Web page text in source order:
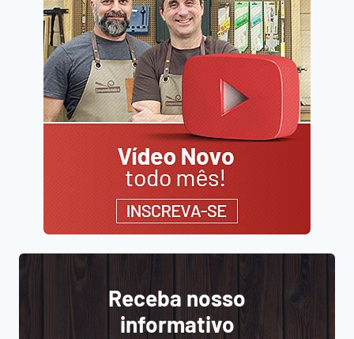
Receba nosso
informativo